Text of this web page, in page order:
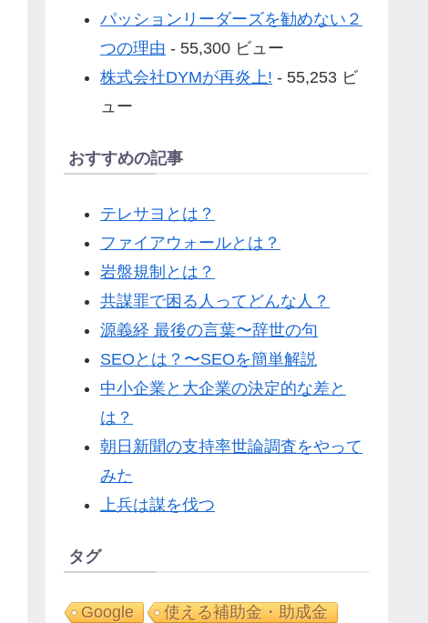
パッションリーダーズを勧めない２
つの理由 - 55,300 ビュー
株式会社DYMが再炎上! - 55,253 ビ
ュー
おすすめの記事
テレサヨとは？
ファイアウォールとは？
岩盤規制とは？
共謀罪で困る人ってどんな人？
源義経 最後の言葉〜辞世の句
SEOとは？〜SEOを簡単解説
中小企業と大企業の決定的な差と
は？
朝日新聞の支持率世論調査をやって
みた
上兵は謀を伐つ
タグ
Google
使える補助金・助成金